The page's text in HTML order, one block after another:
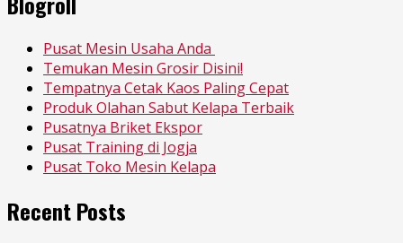
Pusat Mesin Usaha Anda
Temukan Mesin Grosir Disini!
Tempatnya Cetak Kaos Paling Cepat
Produk Olahan Sabut Kelapa Terbaik
Pusatnya Briket Ekspor
Pusat Training di Jogja
Pusat Toko Mesin Kelapa
Recent Posts